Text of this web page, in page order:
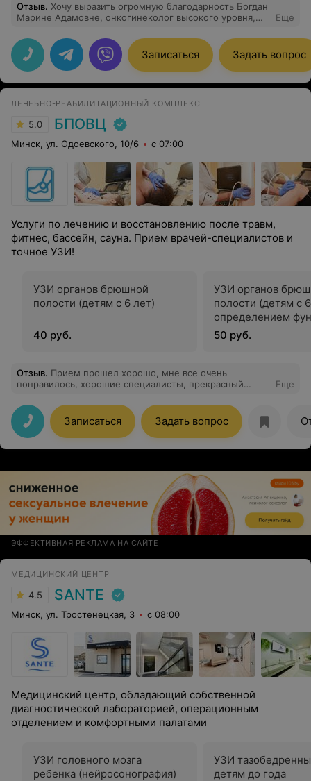
Отзыв. Хочу выразить огромную благодарность Богдан
Марине Адамовне, онкогинеколог высокого уровня,
Проблема, с которой хожу к ней, совсем нерадостная.
Но она умеет подбодрить, объяснить, настроить на
нужный лад. Спасибо Марине Адамовне!
Еще
Записаться Задать вопрос
ЛЕЧЕБНО-РЕАБИЛИТАЦИОННЫЙ КОМПЛЕКС
5.0 БПОВЦ
Минск, ул. Одоевского, 10/6 с 07:00
Услуги по лечению и восстановлению после травм,
фитнес, бассейн, сауна. Прием врачей-специалистов и
точное УЗИ!
УЗИ органов брюшной
полости (детям с 6 лет)
40 руб.
УЗИ органов
полости (детям с
определением
желчного пузыря
50 руб.
Отзыв. Прием прошел хорошо, мне все очень
понравилось, хорошие специалисты, прекрасный
Еще
Записаться Задать вопрос
ЭФФЕКТИВНАЯ РЕКЛАМА НА САЙТЕ
МЕДИЦИНСКИЙ ЦЕНТР
4.5 SANTE
Минск, ул. Тростенецкая, 3 с 08:00
Медицинский центр, обладающий собственной
диагностической лабораторией, операционным
отделением и комфортными палатами
УЗИ головного мозга
ребенка (нейросонография)
УЗИ
детям до года